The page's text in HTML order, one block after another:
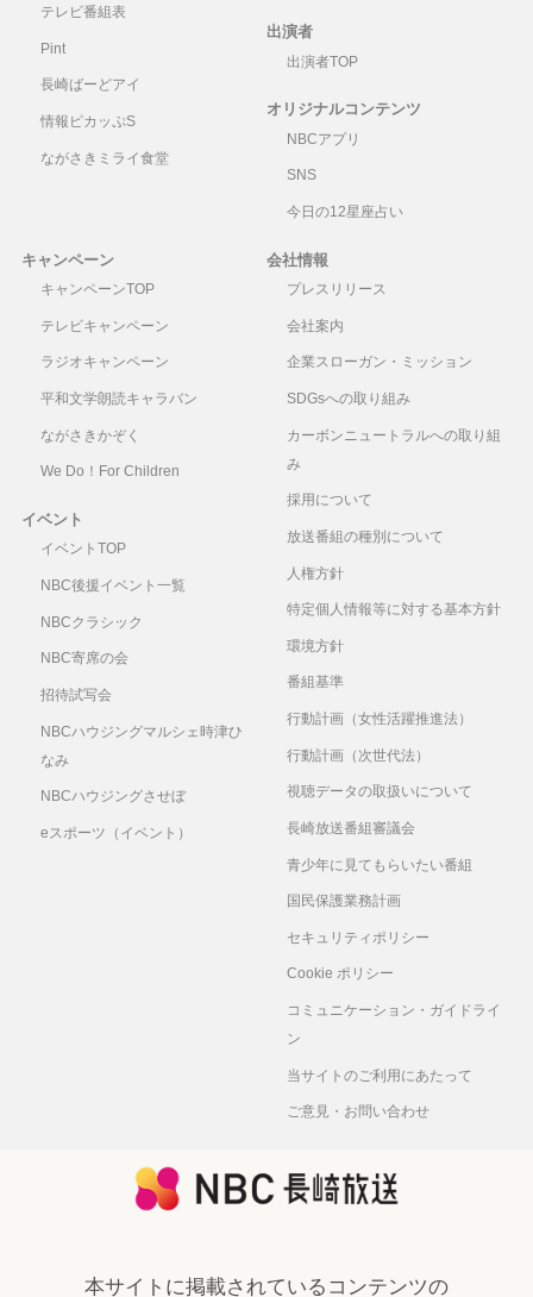
テレビ番組表
Pint
長崎ばーどアイ
情報ピカッぷS
ながさきミライ食堂
出演者
出演者TOP
オリジナルコンテンツ
NBCアプリ
SNS
今日の12星座占い
キャンペーン
キャンペーンTOP
テレビキャンペーン
ラジオキャンペーン
平和文学朗読キャラバン
ながさきかぞく
We Do！For Children
イベント
イベントTOP
NBC後援イベント一覧
NBCクラシック
NBC寄席の会
招待試写会
NBCハウジングマルシェ時津ひ
なみ
NBCハウジングさせぼ
eスポーツ（イベント）
会社情報
プレスリリース
会社案内
企業スローガン・ミッション
SDGsへの取り組み
カーボンニュートラルへの取り組
み
採用について
放送番組の種別について
人権方針
特定個人情報等に対する基本方針
環境方針
番組基準
行動計画（女性活躍推進法）
行動計画（次世代法）
視聴データの取扱いについて
長崎放送番組審議会
青少年に見てもらいたい番組
国民保護業務計画
セキュリティポリシー
Cookie ポリシー
コミュニケーション・ガイドライ
ン
当サイトのご利用にあたって
ご意見・お問い合わせ
本サイトに掲載されているコンテンツの